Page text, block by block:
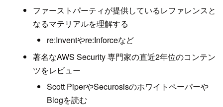
ファーストパーティが提供しているレファレンスと
なるマテリアルを理解する
re:Inventやre:Inforceなど
著名なAWS Security 専門家の直近2年位のコンテン
ツをレビュー
Scott PiperやSecurosisのホワイトペーパーや
Blogを読む